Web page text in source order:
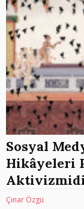
Sosyal
Hikâyeleri
Çınar Özgü